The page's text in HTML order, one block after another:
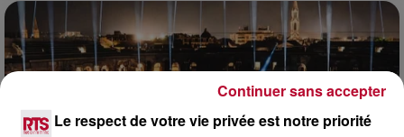
Le respect de votre vie privée est notre priorité
Continuer sans accepter